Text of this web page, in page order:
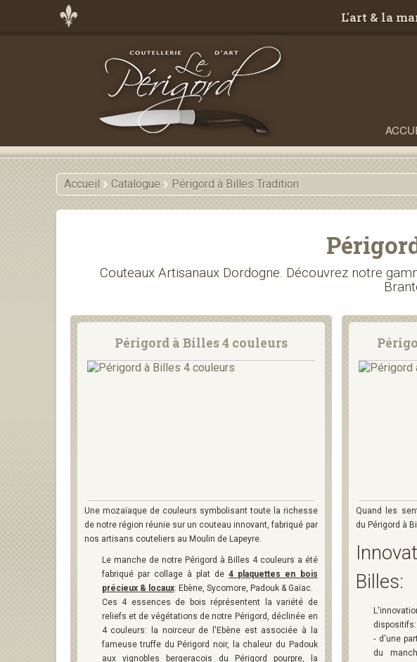
L'art & la
Accueil Catalogue Périgord à Billes Tradition
Couteaux Artisanaux Dordogne. Découvrez notre
Périgord à Billes 4 couleurs
Une mozaïaque de couleurs symbolisant toute la richesse
de notre région réunie sur un couteau innovant, fabriqué par
nos artisans couteliers au Moulin de Lapeyre.
Le manche de notre Périgord à Billes 4 couleurs a été
fabriqué par collage à plat de4 plaquettes en bois
précieux & locaux: Ebène, Sycomore, Padouk & Gaïac.
Ces 4 essences de bois réprésentent la variété de
reliefs et de végétations de notre Périgord, déclinée en
4 couleurs: la noirceur de l'Ebène est associée à la
fameuse truffe du Périgord noir, la chaleur du Padouk
aux vignobles bergeracois du Périgord pourpre, la
Quand les
du Périgord à
Billes:
dispositifs:
- d'une
du